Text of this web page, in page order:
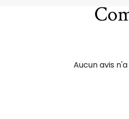
Aucun avis